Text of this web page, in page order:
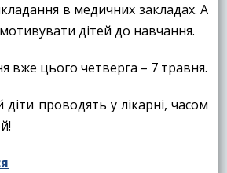
в медичних закладах. А
дітей до навчання.
вже цього четверга – 7 травня.
діти проводять у лікарні, часом